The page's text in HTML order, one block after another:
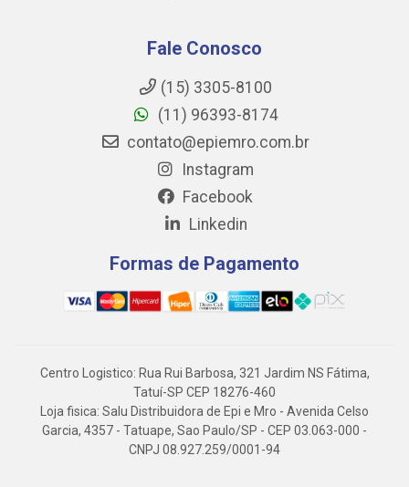
Fale Conosco
(15) 3305-8100
(11) 96393-8174
contato@epiemro.com.br
Instagram
Facebook
Linkedin
Formas de Pagamento
Centro Logistico: Rua Rui Barbosa, 321 Jardim NS Fátima,
Tatuí-SP CEP 18276-460
Loja fisica: Salu Distribuidora de Epi e Mro - Avenida Celso
Garcia, 4357 - Tatuape, Sao Paulo/SP - CEP 03.063-000 -
CNPJ 08.927.259/0001-94